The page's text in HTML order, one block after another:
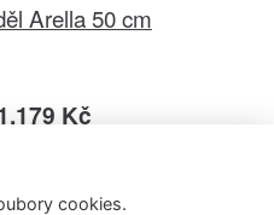
Arella 50 cm
Kč
do: 10.8.
cookies.